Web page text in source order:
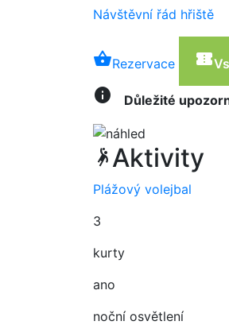
Návštěvní řád hřiště
shopping_basketRezervace confirmation_number
info Důležité
sports_handball Aktivity
Plážový volejbal
3
kurty
ano
noční osvětlení